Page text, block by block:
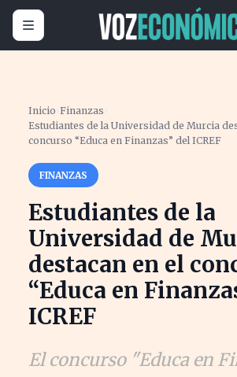
Inicio ›Finanzas ›
Estudiantes de la Universidad de Murcia
concurso “Educa en Finanzas” del ICREF
FINANZAS
Estudiantes de la
Universidad de
destacan en el
“Educa en
ICREF
El concurso "Educa en